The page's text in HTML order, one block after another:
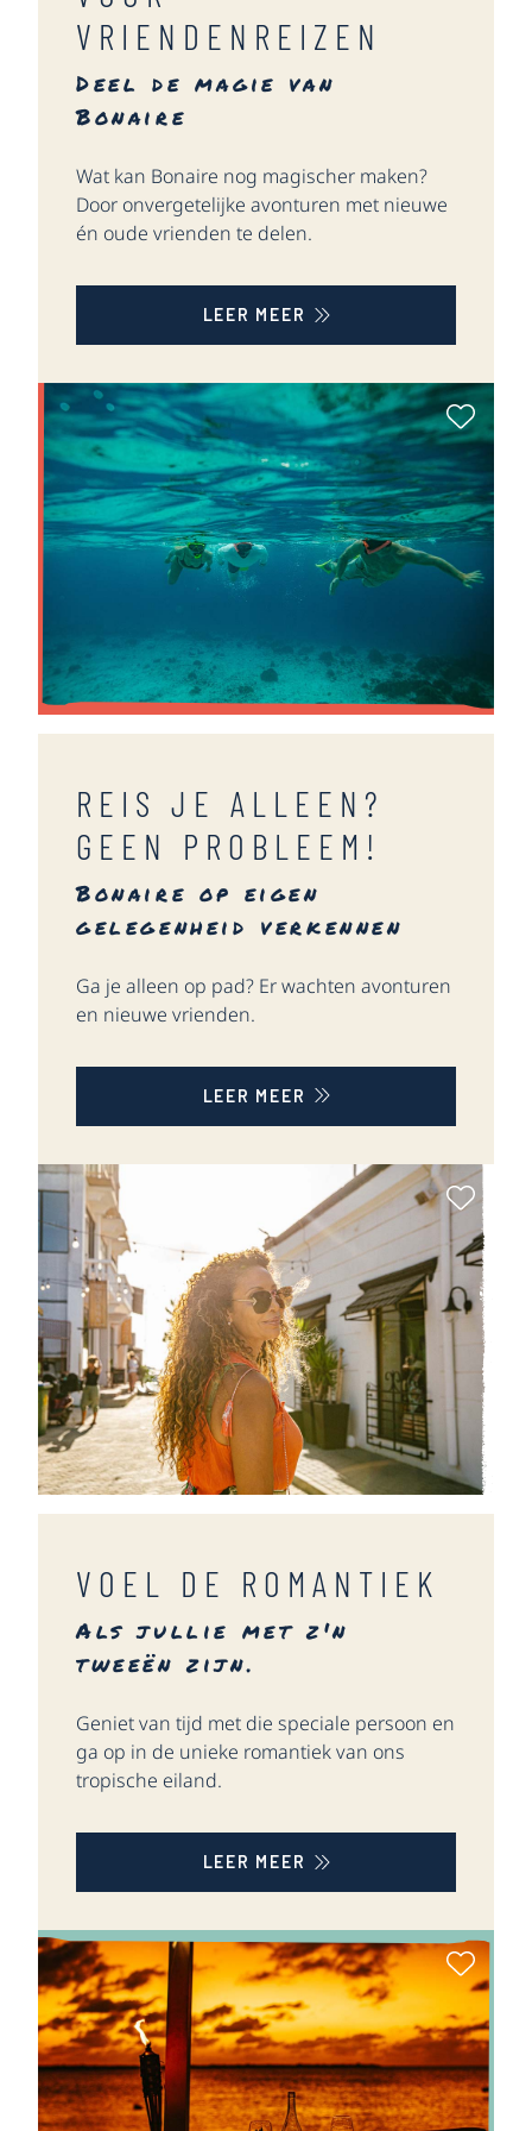
VRIENDENREIZEN
Deel de magie van
Bonaire
Wat kan Bonaire nog magischer maken?
Door onvergetelijke avonturen met nieuwe
én oude vrienden te delen.
LEER MEER
Als
REIS JE ALLEEN?
GEEN PROBLEEM!
Bonaire op eigen
gelegenheid verkennen
Ga je alleen op pad? Er wachten avonturen
en nieuwe vrienden.
LEER MEER
Als
VOEL DE ROMANTIEK
Als jullie met z'n
tweeën zijn.
Geniet van tijd met die speciale persoon en
ga op in de unieke romantiek van ons
tropische eiland.
LEER MEER
Als